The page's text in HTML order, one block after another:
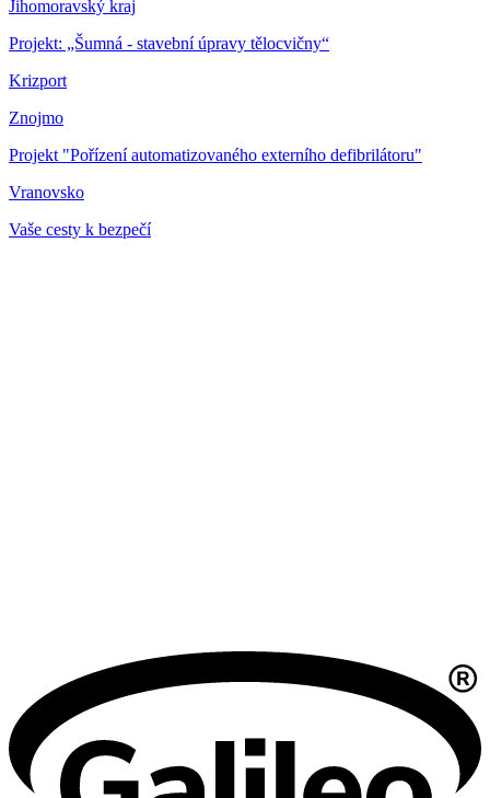
Jihomoravský kraj
Projekt: „Šumná - stavební úpravy tělocvičny“
Krizport
Znojmo
Projekt "Pořízení automatizovaného externího defibrilátoru"
Vranovsko
Vaše cesty k bezpečí